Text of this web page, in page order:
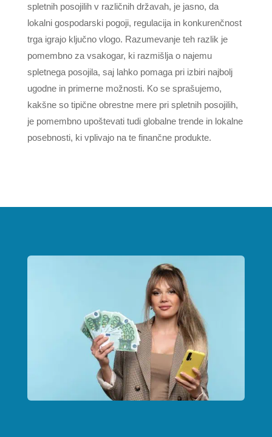
spletnih posojilih v različnih državah, je jasno, da
lokalni gospodarski pogoji, regulacija in konkurenčnost
trga igrajo ključno vlogo. Razumevanje teh razlik je
pomembno za vsakogar, ki razmišlja o najemu
spletnega posojila, saj lahko pomaga pri izbiri najbolj
ugodne in primerne možnosti. Ko se sprašujemo,
kakšne so tipične obrestne mere pri spletnih posojilih,
je pomembno upoštevati tudi globalne trende in lokalne
posebnosti, ki vplivajo na te finančne produkte.